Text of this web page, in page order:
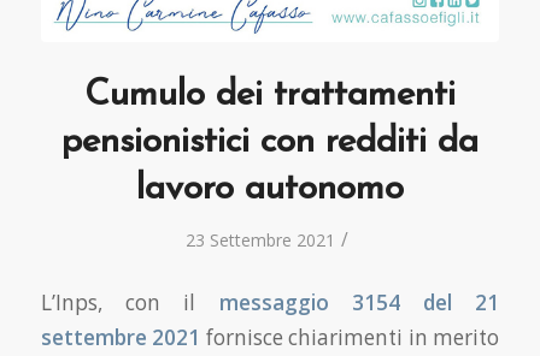
Cumulo dei trattamenti
pensionistici con redditi da
lavoro autonomo
23 Settembre 2021 /
L’Inps, con il messaggio 3154 del 21
settembre 2021 fornisce chiarimenti in merito